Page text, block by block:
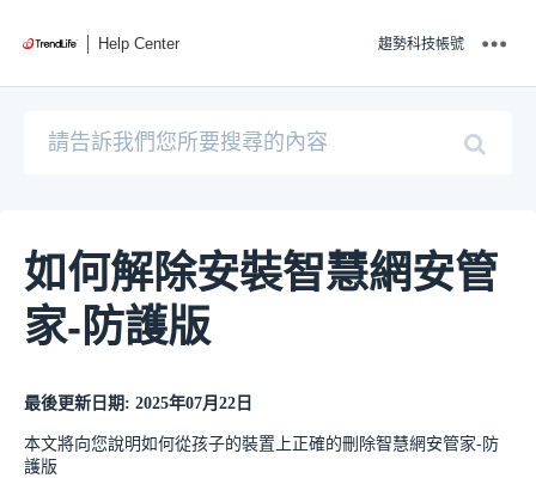
Help Center 趨勢科技帳號
如何解除安裝智慧網安管
家-防護版
最後更新日期: 2025年07月22日
本文將向您說明如何從孩子的裝置上正確的刪除智慧網安管家-防
護版